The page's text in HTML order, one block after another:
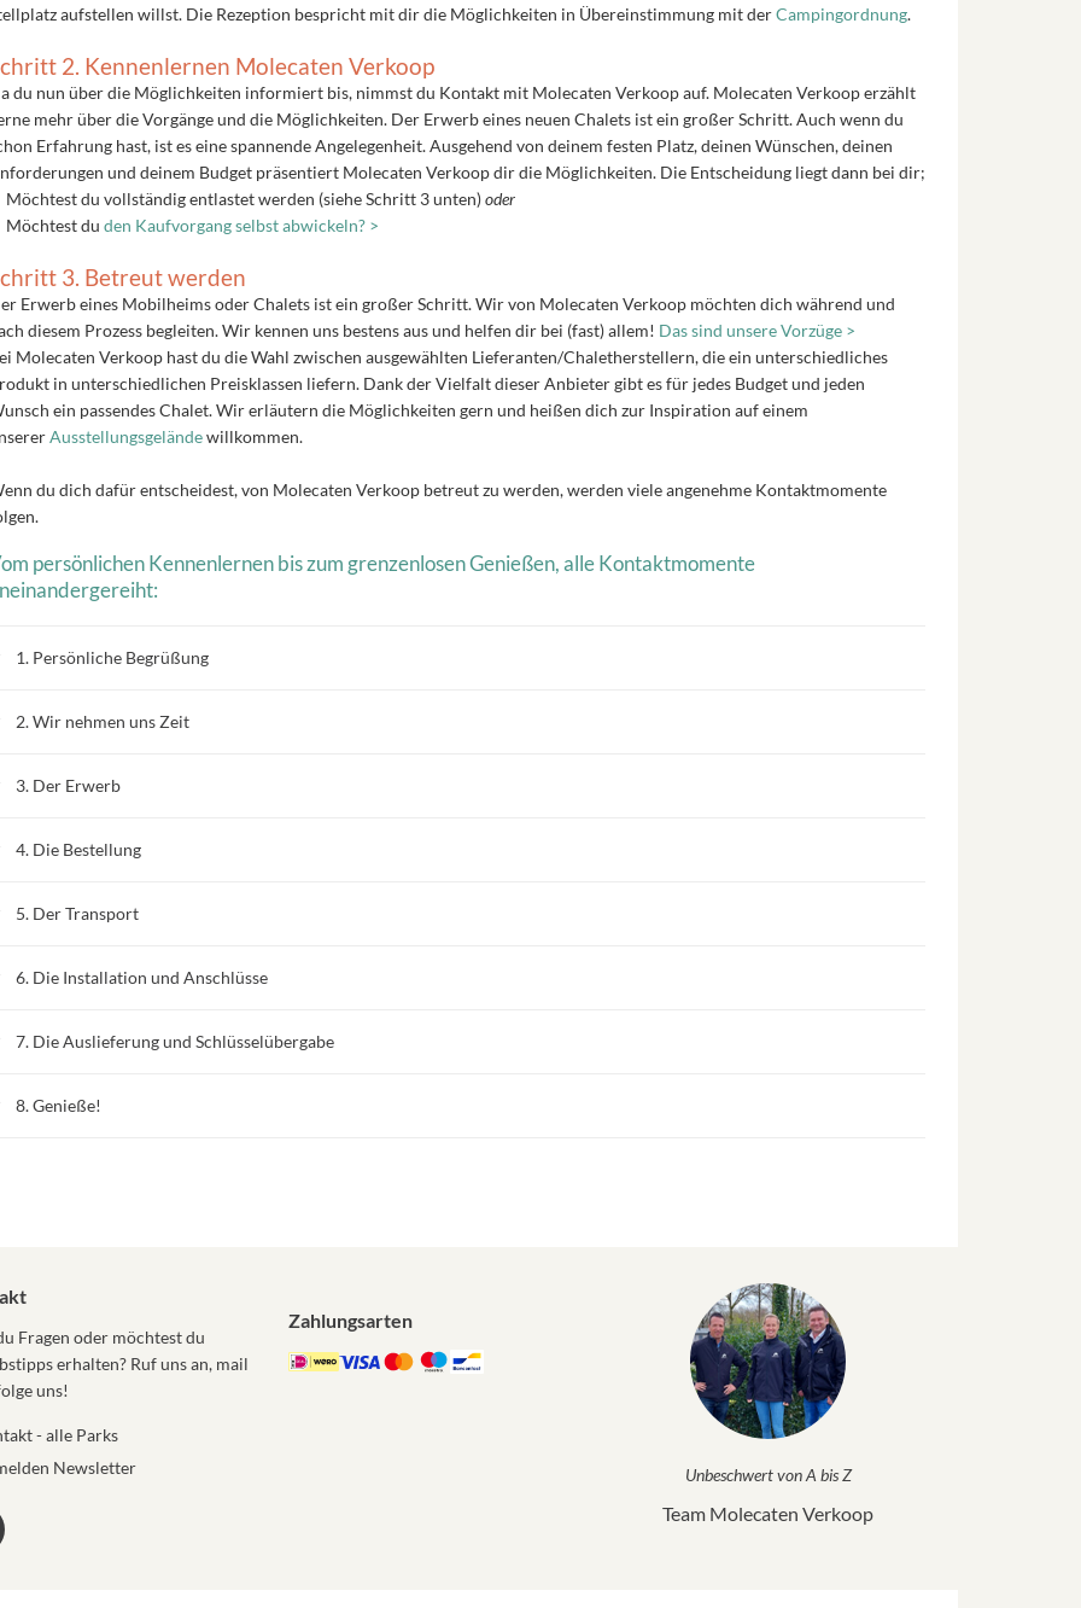
aufstellen willst. Die Rezeption bespricht mit dir die Möglichkeiten in Übereinstimmung mit derCampingordnung.
2. Kennenlernen Molecaten Verkoop
du nun über die Möglichkeiten informiert bis, nimmst du Kontakt mit Molecaten Verkoop auf. Molecaten Verkoop erzählt
mehr über die Vorgänge und die Möglichkeiten. Der Erwerb eines neuen Chalets ist ein großer Schritt. Auch wenn du
Erfahrung hast, ist es eine spannende Angelegenheit. Ausgehend von deinem festen Platz, deinen Wünschen, deinen
und deinem Budget präsentiert Molecaten Verkoop dir die Möglichkeiten. Die Entscheidung liegt dann bei dir;
Möchtest du vollständig entlastet werden (siehe Schritt 3 unten)oder
Möchtest du den Kaufvorgang selbst abwickeln? >
3. Betreut werden
Erwerb eines Mobilheims oder Chalets ist ein großer Schritt. Wir von Molecaten Verkoop möchten dich während und
diesem Prozess begleiten. Wir kennen uns bestens aus und helfen dir bei (fast) allem! Das sind unsere Vorzüge >
Molecaten Verkoop hast du die Wahl zwischen ausgewählten Lieferanten/Chaletherstellern, die ein unterschiedliches
in unterschiedlichen Preisklassen liefern. Dank der Vielfalt dieser Anbieter gibt es für jedes Budget und jeden
ein passendes Chalet. Wir erläutern die Möglichkeiten gern und heißen dich zur Inspiration auf einem
Ausstellungsgeländewillkommen.
du dich dafür entscheidest, von Molecaten Verkoop betreut zu werden, werden viele angenehme Kontaktmomente
persönlichen Kennenlernen bis zum grenzenlosen Genießen, alle Kontaktmomente
1. Persönliche Begrüßung
2. Wir nehmen uns Zeit
3. Der Erwerb
4. Die Bestellung
5. Der Transport
6. Die Installation und Anschlüsse
7. Die Auslieferung und Schlüsselübergabe
8. Genieße!
Fragen oder möchtest du
erhalten? Ruf uns an, mail
uns!
- alle Parks
Newsletter
Zahlungsarten
Unbeschwert von A bis Z
Team Molecaten Verkoop